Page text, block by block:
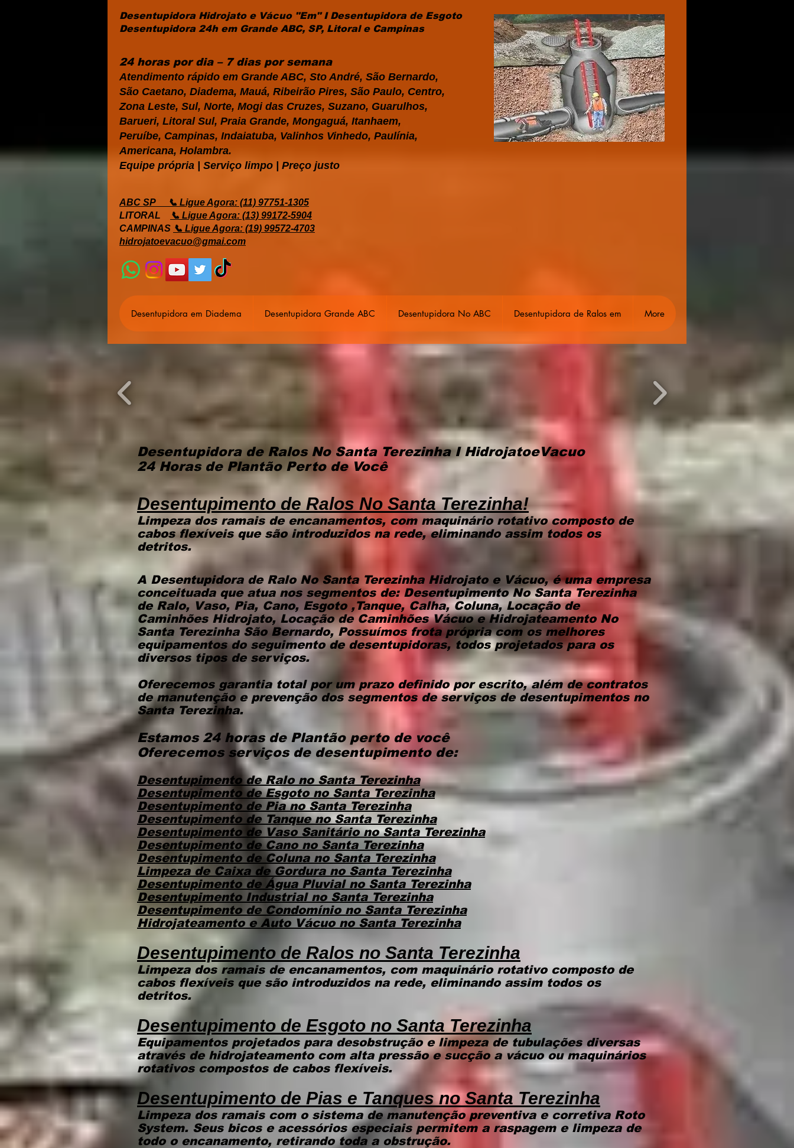
Desentupidora Hidrojato e Vácuo "Em" I Desentupidora de Esgoto
Desentupidora 24h em Grande ABC, SP, Litoral e Campinas
24 horas por dia – 7 dias por semana
Atendimento rápido em Grande ABC, Sto André, São Bernardo,
São Caetano, Diadema, Mauá, Ribeirão Pires, São Paulo, Centro,
Zona Leste, Sul, Norte, Mogi das Cruzes, Suzano, Guarulhos,
Barueri, Litoral Sul, Praia Grande, Mongaguá, Itanhaem,
Peruíbe, Campinas, Indaiatuba, Valinhos Vinhedo, Paulínia,
Americana, Holambra.
Equipe própria | Serviço limpo | Preço justo
ABC SP
📞 Ligue Agora: (11) 97751-1305
LITORAL
📞 Ligue Agora: (13) 99172-5904
CAMPINAS 📞 Ligue Agora: (19) 99572-4703
hidrojatoevacuo@gmai.com
Desentupidora em Diadema Desentupidora Grande ABC Desentupidora No ABC Desentupidora de Ralos em More
Desentupidora de Ralos No Santa Terezinha I HidrojatoeVacuo
24 Horas de Plantão Perto de Você
Desentupimento de Ralos No Santa Terezinha!
Limpeza dos ramais de encanamentos, com maquinário rotativo composto de
cabos flexíveis que são introduzidos na rede, eliminando assim todos os
detritos.
A Desentupidora de Ralo No Santa Terezinha Hidrojato e Vácuo, é uma empresa
conceituada que atua nos segmentos de: Desentupimento No Santa Terezinha
de Ralo, Vaso, Pia, Cano, Esgoto ,Tanque, Calha, Coluna, Locação de
Caminhões Hidrojato, Locação de Caminhões Vácuo e Hidrojateamento No
Santa Terezinha São Bernardo, Possuímos frota própria com os melhores
equipamentos do seguimento de desentupidoras, todos projetados para os
diversos tipos de serviços.
Oferecemos garantia total por um prazo definido por escrito, além de contratos
de manutenção e prevenção dos segmentos de serviços de desentupimentos no
Santa Terezinha.​
Estamos 24 horas de Plantão perto de você
Oferecemos serviços de desentupimento de:
Desentupimento de Ralo no Santa Terezinha
Desentupimento de Esgoto no Santa Terezinha
Desentupimento de Piano Santa Terezinha
Desentupimento de Tanqueno Santa Terezinha
Desentupimento de Vaso Sanitáriono Santa Terezinha
Desentupimento de Cano no Santa Terezinha
Desentupimento de Coluna no Santa Terezinha
Limpeza de Caixa de Gordura no Santa Terezinha
Desentupimento de Água Pluvial no Santa Terezinha
Desentupimento Industrial no Santa Terezinha
Desentupimento de Condomínio no Santa Terezinha
Hidrojateamento e Auto Vácuo no Santa Terezinha
​Desentupimento de Ralos no Santa Terezinha
Limpeza dos ramais de encanamentos, com maquinário rotativo composto de
cabos flexíveis que são introduzidos na rede, eliminando assim todos os
detritos.
Desentupimento de Esgoto no Santa Terezinha
Equipamentos projetados para desobstrução e limpeza de tubulações diversas
através de hidrojateamento com alta pressão e sucção a vácuo ou maquinários
rotativos compostos de cabos flexíveis.
Desentupimento de Pias e Tanquesno Santa Terezinha
Limpeza dos ramais com o sistema de manutenção preventiva e corretiva Roto
System. Seus bicos e acessórios especiais permitem a raspagem e limpeza de
todo o encanamento, retirando toda a obstrução.